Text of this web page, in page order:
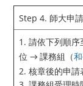
Step 4. 師大申
1. 請依下列順
位 → 課務組（
2. 核章後的申請